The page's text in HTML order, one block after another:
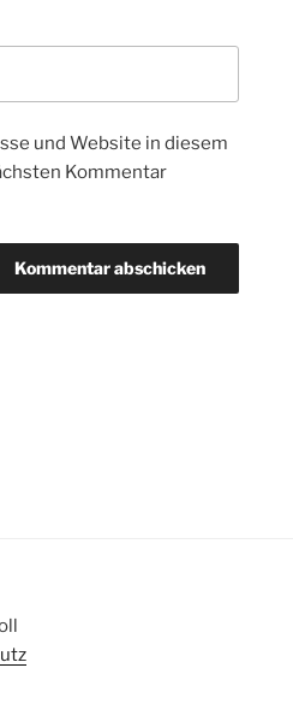
und Website in diesem
Kommentar